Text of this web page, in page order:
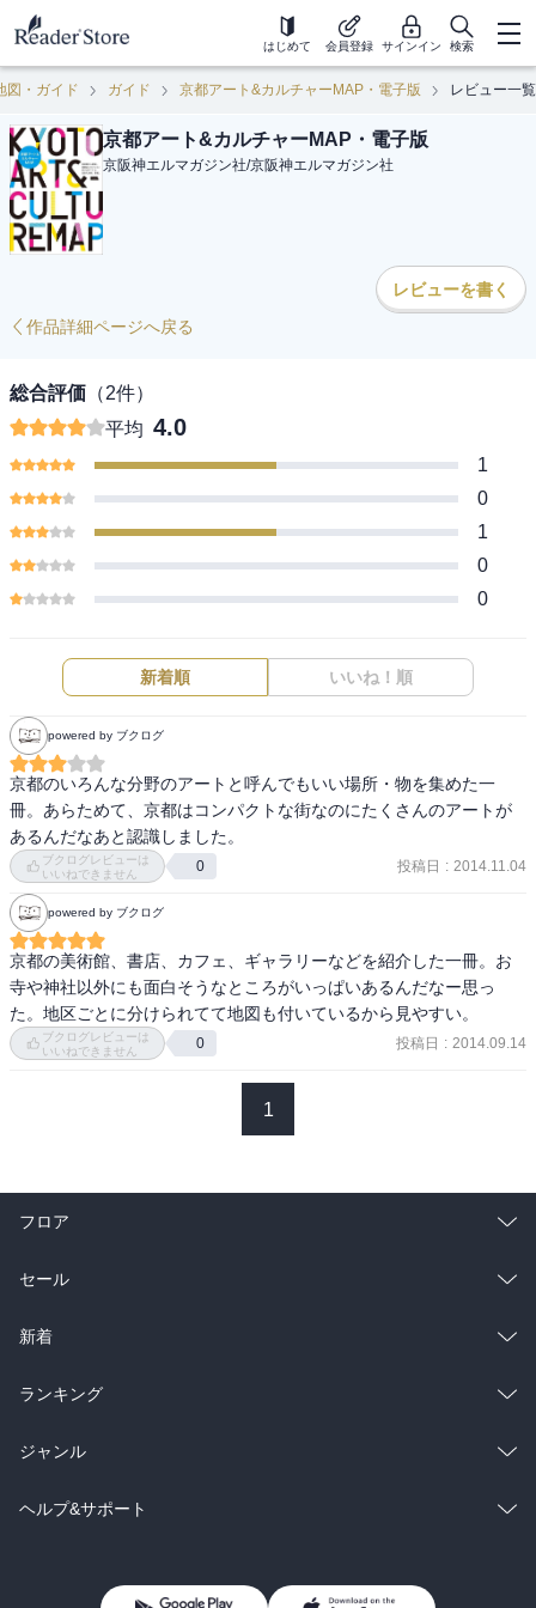
はじめて 会員登録 サインイン 検索
図・ガイド ガイド 京都アート&カルチャーMAP・電子版 レビュー一覧
京都アート&カルチャーMAP・電子版
京阪神エルマガジン社/京阪神エルマガジン社
レビューを書く
作品詳細ページへ戻る
総合評価 （2件）
平均 4.0
1
0
1
0
0
新着順 いいね！順
powered by ブクログ
京都のいろんな分野のアートと呼んでもいい場所・物を集めた一
冊。あらためて、京都はコンパクトな街なのにたくさんのアートが
あるんだなあと認識しました。
ブクログレビューは
いいねできません
0 投稿日 : 2014.11.04
powered by ブクログ
京都の美術館、書店、カフェ、ギャラリーなどを紹介した一冊。お
寺や神社以外にも面白そうなところがいっぱいあるんだなー思っ
た。地区ごとに分けられてて地図も付いているから見やすい。
ブクログレビューは
いいねできません
0 投稿日 : 2014.09.14
1
フロア
総合
ラノベ
雑誌・グラビア
BL・TL
セール
総合
ラノベ
雑誌・グラビア
BL・TL
新着
総合
ラノベ
雑誌・グラビア
ランキング
総合
ラノベ
ジャンル
コミック
ヘルプ&サポート